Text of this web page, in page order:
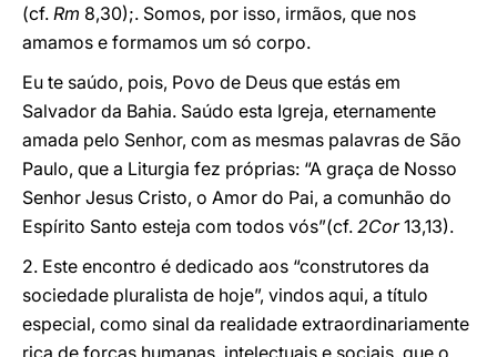
(cf. Rm 8,30);. Somos, por isso, irmãos, que nos
amamos e formamos um só corpo.
Eu te saúdo, pois, Povo de Deus que estás em
Salvador da Bahia. Saúdo esta Igreja, eternamente
amada pelo Senhor, com as mesmas palavras de São
Paulo, que a Liturgia fez próprias: “A graça de Nosso
Senhor Jesus Cristo, o Amor do Pai, a comunhão do
Espírito Santo esteja com todos vós”(cf. 2Cor13,13).
2. Este encontro é dedicado aos “construtores da
sociedade pluralista de hoje”, vindos aqui, a título
especial, como sinal da realidade extraordinariamente
rica de forças humanas, intelectuais e sociais, que o